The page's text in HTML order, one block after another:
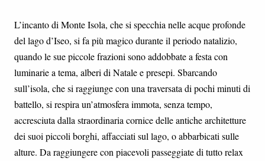
L’incanto di Monte Isola, che si specchia nelle acque profonde
del lago d’Iseo, si fa più magico durante il periodo natalizio,
quando le sue piccole frazioni sono addobbate a festa con
luminarie a tema, alberi di Natale e presepi. Sbarcando
sull’isola, che si raggiunge con una traversata di pochi minuti di
battello, si respira un’atmosfera immota, senza tempo,
accresciuta dalla straordinaria cornice delle antiche architetture
dei suoi piccoli borghi, affacciati sul lago, o abbarbicati sulle
alture. Da raggiungere con piacevoli passeggiate di tutto relax